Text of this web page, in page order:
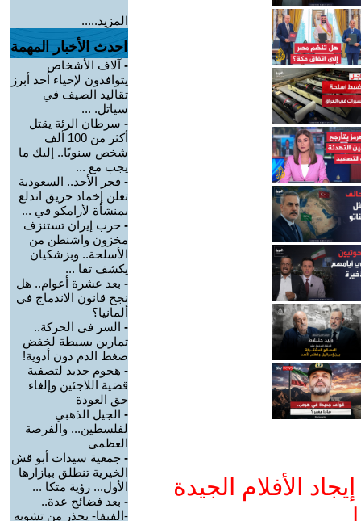
الأفلام الجيدة
المزيد.....
احدث الأخبار المهمة
- آلاف الأشخاص
يتوافدون لإحياء أحد أبرز
تقاليد الصيف في
سياتل. ...
- سرطان الرئة يقتل
أكثر من 100 ألف
شخص سنويًا.. إليك ما
يجب مع ...
- فجر الأحد.. السعودية
تعلن إخماد حريق اندلع
بمنشأة لأرامكو في ...
- حرب إيران تستنزف
مخزون واشنطن من
الأسلحة.. وبزشكيان
يكشف تفا ...
- بعد عشرة أعوام.. هل
نجح قانون الاندماج في
ألمانيا؟
- السر في الحركة..
تمارين بسيطة لخفض
ضغط الدم دون أدوية!
- هجوم جديد لتصفية
قضية اللاجئين وإلغاء
حق العودة
- الجيل الذهبي
لفلسطين... والفرصة
العظمى
- جمعية سيدات أبو قش
الخيرية تنطلق ببازارها
الأول... رؤية متكا ...
- بعد فضائح عدة..
-الفيفا- يحذر من تشويه